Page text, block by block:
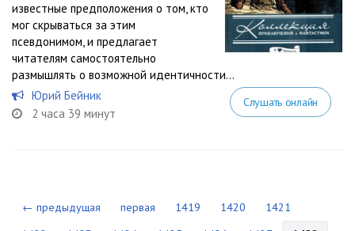
известные предположения о том, кто
мог скрываться за этим
псевдонимом, и предлагает
читателям самостоятельно
размышлять о возможной идентичности...
Юрий Бейник
2 часа 39 минут
Слушать онлайн
← предыдущая первая 1419 1420
1421